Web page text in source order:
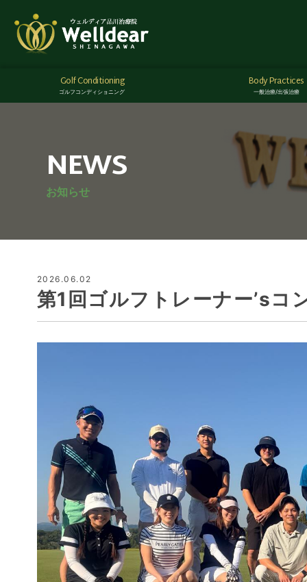
Golf Conditioning
ゴルフコンディショニング
Body Practices
一般治療/出張治療
NEWS
お知らせ
2026.06.02
第1回ゴルフトレーナー’sコ